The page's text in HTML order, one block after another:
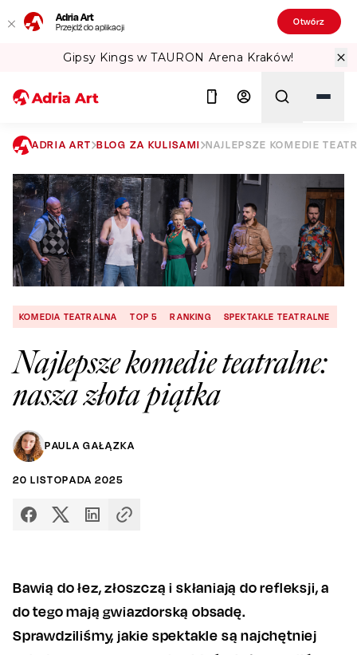
Adria Art
Przejdź do aplikacji Otwórz
Gipsy Kings w TAURON Arena Kraków!
Szukaj
ADRIA ART BLOG ZA KULISAMI NAJLEPSZE KOMEDIE
KOMEDIA TEATRALNA TOP 5 RANKING SPEKTAKLE TEATRALNE
Najlepsze komedie teatralne:
nasza złota piątka
PAULA GAŁĄZKA
20 LISTOPADA 2025
Bawią do łez, złoszczą i skłaniają do refleksji, a
do tego mają gwiazdorską obsadę.
Sprawdziliśmy, jakie spektakle są najchętniej